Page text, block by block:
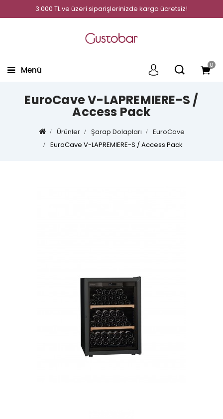
3.000 TL ve üzeri siparişlerinizde kargo ücretsiz!
0
Menü
EuroCave V-LAPREMIERE-S /
Access Pack
Ürünler Şarap Dolapları
EuroCave
EuroCave V-LAPREMIERE-S / Access Pack